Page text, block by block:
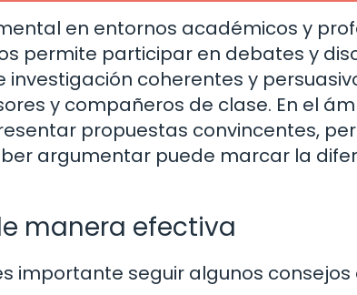
en entornos académicos y
permite participar en debates y
coherentes y
y compañeros de clase. En el
propuestas convincentes,
argumentar puede marcar la
manera efectiva
importante seguir algunos consejos